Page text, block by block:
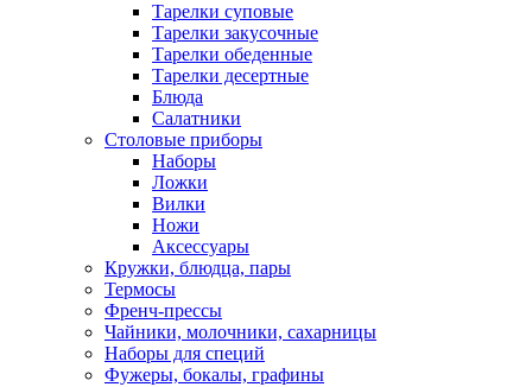
Тарелки суповые
Тарелки закусочные
Тарелки обеденные
Тарелки десертные
Блюда
Салатники
Столовые приборы
Наборы
Ложки
Вилки
Ножи
Аксессуары
Кружки, блюдца, пары
Термосы
Френч-прессы
Чайники, молочники, сахарницы
Наборы для специй
Фужеры, бокалы, графины